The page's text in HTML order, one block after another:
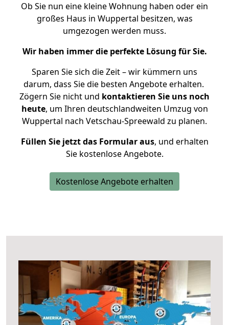
Ob Sie nun eine kleine Wohnung haben oder ein
großes Haus in Wuppertal besitzen, was
umgezogen werden muss.
Wir haben immer die perfekte Lösung für Sie.
Sparen Sie sich die Zeit – wir kümmern uns
darum, dass Sie die besten Angebote erhalten.
Zögern Sie nicht und kontaktieren Sie uns noch
heute, um Ihren deutschlandweiten Umzug von
Wuppertal nach Vetschau-Spreewald zu planen.
Füllen Sie jetzt das Formular aus, und erhalten
Sie kostenlose Angebote.
Kostenlose Angebote erhalten